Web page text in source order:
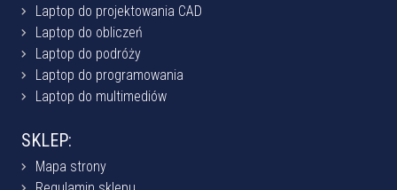
Laptop do projektowania CAD
Laptop do obliczeń
Laptop do podróży
Laptop do programowania
Laptop do multimediów
SKLEP:
Mapa strony